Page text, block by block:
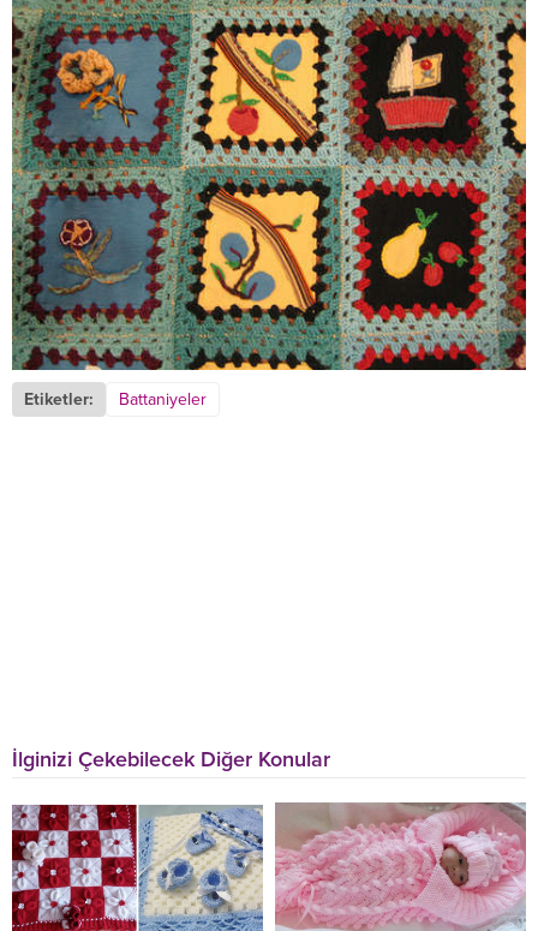
Etiketler: Battaniyeler
İlginizi Çekebilecek Diğer Konular